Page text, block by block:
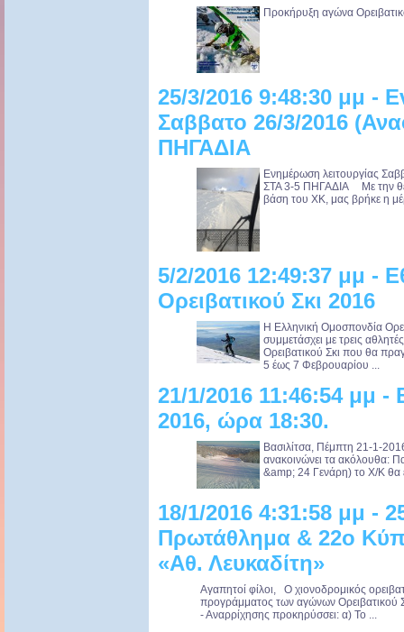
Προκήρυξη αγώνα
25/3/2016 9:48:30 μμ -
Σαββατο 26/3/2016
ΠΗΓΑΔΙΑ
Ενημέρωση λειτουργίας
ΣΤΑ 3-5 ΠΗΓΑΔΙΑ Με την
βάση του ΧΚ, μας βρήκε η
5/2/2016 12:49:37 μμ -
Ορειβατικού Σκι 2016
Η Ελληνική Ομοσπονδία
συμμετάσχει με τρεις
Ορειβατικού Σκι που θα
5 έως 7 Φεβρουαρίου ...
21/1/2016 11:46:54 μμ -
2016, ώρα 18:30.
Βασιλίτσα, Πέμπτη 21-1-
ανακοινώνει τα ακόλουθα:
&amp; 24 Γενάρη) το Χ/Κ θα
18/1/2016 4:31:58 μμ -
Πρωτάθλημα & 22ο
«Αθ. Λευκαδίτη»
Αγαπητοί φίλοι, Ο χιονοδρομικός
προγράμματος των αγώνων Ορειβατικού
- Αναρρίχησης προκηρύσσει: α) Το ...